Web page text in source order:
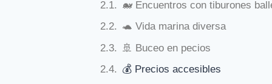
🐋 Encuentros con tiburones
🐢 Vida marina diversa
🚢 Buceo en pecios
💰 Precios accesibles